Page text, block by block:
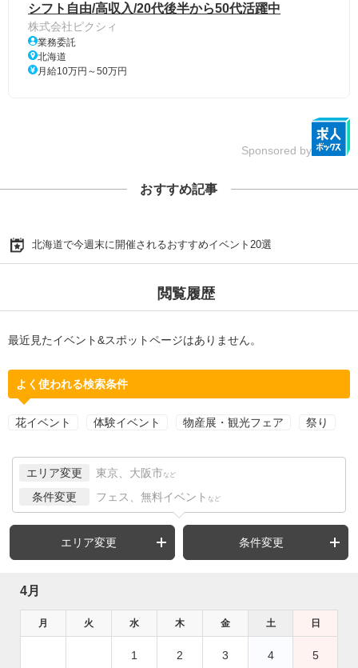
シフト自由/高収入/20代後半から50代活躍中
株式会社ピクシィ
業務委託
北海道
月給10万円～50万円
Sponsored by
おすすめ記事
北海道で今週末に開催されるおすすめイベント20選
閲覧履歴
最近見たイベント&スポットページはありません。
よく使われる検索条件
花イベント 体験イベント 物産展・観光フェア 祭り
エリア変更 東京、大阪市 など
条件変更 フェス、無料イベント など
エリア変更 条件変更
4月
月 火 水 木 金 土 日
1 2 3 4 5